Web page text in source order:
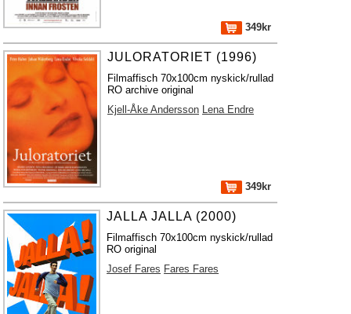
349kr
JULORATORIET (1996)
Filmaffisch 70x100cm nyskick/rullad
RO archive original
Kjell-Åke Andersson Lena Endre
349kr
JALLA JALLA (2000)
Filmaffisch 70x100cm nyskick/rullad
RO original
Josef Fares Fares Fares